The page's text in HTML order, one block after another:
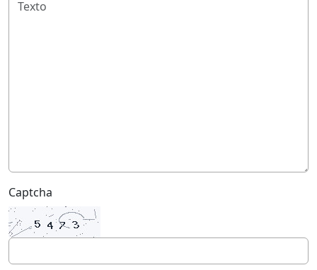
Captcha